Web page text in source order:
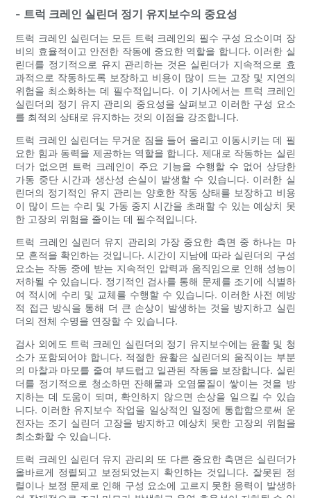
- 트럭 크레인 실린더 정기 유지보수의 중요성
트럭 크레인 실린더는 모든 트럭 크레인의 필수 구성 요소이며 장
비의 효율적이고 안전한 작동에 중요한 역할을 합니다. 이러한 실
린더를 정기적으로 유지 관리하는 것은 실린더가 지속적으로 효
과적으로 작동하도록 보장하고 비용이 많이 드는 고장 및 지연의
위험을 최소화하는 데 필수적입니다. 이 기사에서는 트럭 크레인
실린더의 정기 유지 관리의 중요성을 살펴보고 이러한 구성 요소
를 최적의 상태로 유지하는 것의 이점을 강조합니다.
트럭 크레인 실린더는 무거운 짐을 들어 올리고 이동시키는 데 필
요한 힘과 동력을 제공하는 역할을 합니다. 제대로 작동하는 실린
더가 없으면 트럭 크레인이 주요 기능을 수행할 수 없어 상당한
가동 중단 시간과 생산성 손실이 발생할 수 있습니다. 이러한 실
린더의 정기적인 유지 관리는 양호한 작동 상태를 보장하고 비용
이 많이 드는 수리 및 가동 중지 시간을 초래할 수 있는 예상치 못
한 고장의 위험을 줄이는 데 필수적입니다.
트럭 크레인 실린더 유지 관리의 가장 중요한 측면 중 하나는 마
모 흔적을 확인하는 것입니다. 시간이 지남에 따라 실린더의 구성
요소는 작동 중에 받는 지속적인 압력과 움직임으로 인해 성능이
저하될 수 있습니다. 정기적인 검사를 통해 문제를 조기에 식별하
여 적시에 수리 및 교체를 수행할 수 있습니다. 이러한 사전 예방
적 접근 방식을 통해 더 큰 손상이 발생하는 것을 방지하고 실린
더의 전체 수명을 연장할 수 있습니다.
검사 외에도 트럭 크레인 실린더의 정기 유지보수에는 윤활 및 청
소가 포함되어야 합니다. 적절한 윤활은 실린더의 움직이는 부분
의 마찰과 마모를 줄여 부드럽고 일관된 작동을 보장합니다. 실린
더를 정기적으로 청소하면 잔해물과 오염물질이 쌓이는 것을 방
지하는 데 도움이 되며, 확인하지 않으면 손상을 일으킬 수 있습
니다. 이러한 유지보수 작업을 일상적인 일정에 통합함으로써 운
전자는 조기 실린더 고장을 방지하고 예상치 못한 고장의 위험을
최소화할 수 있습니다.
트럭 크레인 실린더 유지 관리의 또 다른 중요한 측면은 실린더가
올바르게 정렬되고 보정되었는지 확인하는 것입니다. 잘못된 정
렬이나 보정 문제로 인해 구성 요소에 고르지 못한 응력이 발생하